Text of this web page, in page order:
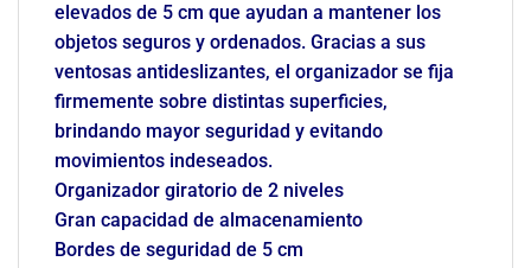
elevados de 5 cm que ayudan a mantener los
objetos seguros y ordenados. Gracias a sus
ventosas antideslizantes, el organizador se fija
firmemente sobre distintas superficies,
brindando mayor seguridad y evitando
movimientos indeseados.
Organizador giratorio de 2 niveles
Gran capacidad de almacenamiento
Bordes de seguridad de 5 cm